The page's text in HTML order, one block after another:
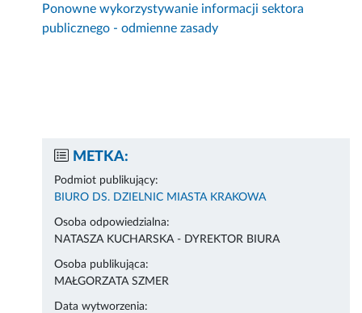
Ponowne wykorzystywanie informacji sektora
publicznego - odmienne zasady
METKA:
Podmiot publikujący:
BIURO DS. DZIELNIC MIASTA KRAKOWA
Osoba odpowiedzialna:
NATASZA KUCHARSKA - DYREKTOR BIURA
Osoba publikująca:
MAŁGORZATA SZMER
Data wytworzenia: